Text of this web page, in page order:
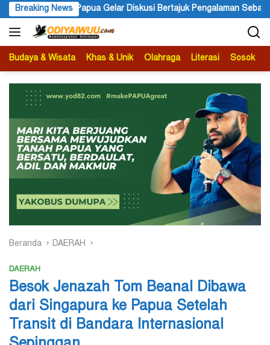
Langsung
ke
konten
Breaking News
Pengalaman Sebagai Sumber Pengetahuan Ketua
Budaya & Wisata Khas & Unik Olahraga Literasi Sosok
Beranda DAERAH
DAERAH
Besok Jenazah Tom Beanal Dibawa
dari Singapura ke Papua Setelah
Transit di Bandara Internasional